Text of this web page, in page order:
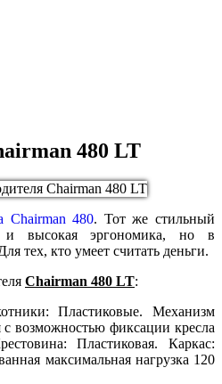
480 LT
Chairman 480. Тот же стильный
и высокая эргономика, но в
тех, кто умеет считать деньги.
Chairman 480 LT:
Пластиковые. Механизм
возможностью фиксации кресла
Пластиковая. Каркас:
максимальная нагрузка 120